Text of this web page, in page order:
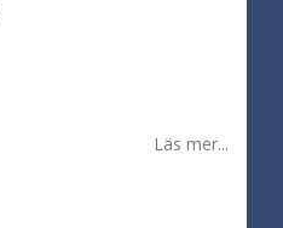
Läs mer...